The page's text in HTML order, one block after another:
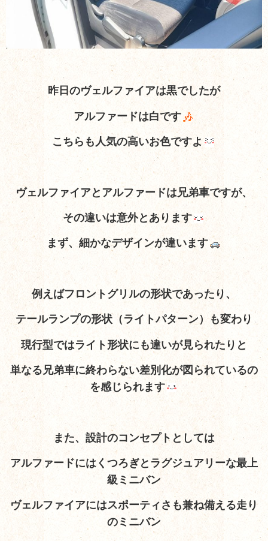
昨日のヴェルファイアは黒でしたが
アルファードは白です
こちらも人気の高いお色ですよ
ヴェルファイアとアルファードは兄弟車ですが、
その違いは意外とあります
まず、細かなデザインが違います
例えばフロントグリルの形状であったり、
テールランプの形状（ライトパターン）も変わり
現行型ではライト形状にも違いが見られたりと
単なる兄弟車に終わらない差別化が図られているの
を感じられます
また、設計のコンセプトとしては
アルファードにはくつろぎとラグジュアリーな最上
級ミニバン
ヴェルファイアにはスポーティさも兼ね備える走り
のミニバン